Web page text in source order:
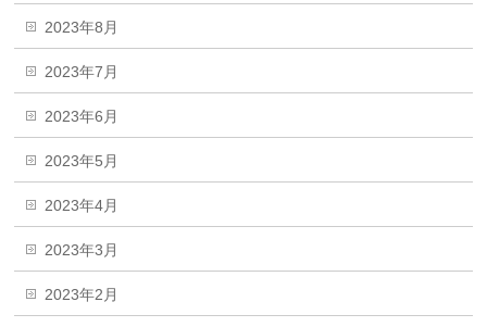
2023年8月
2023年7月
2023年6月
2023年5月
2023年4月
2023年3月
2023年2月